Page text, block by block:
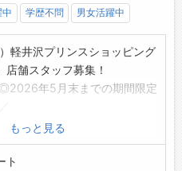
みませんか？
中 学歴不問 男女活躍中
）軽井沢プリンスショッピング
店舗スタッフ募集！
年5月末までの期間限定
容】
様へ笑顔でご案内♪
テムを実際に使ってもらいな
もっと見る
ト